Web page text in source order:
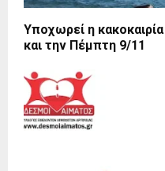
Υποχωρεί η
και την Πέμπτη 9/11